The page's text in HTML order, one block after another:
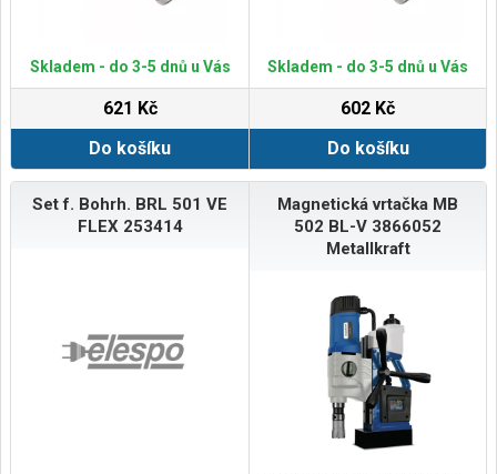
Skladem - do 3-5 dnů u Vás
621 Kč
Do košíku
Skladem - do 3-5 dnů u Vás
602 Kč
Do košíku
Set f. Bohrh. BRL 501 VE
FLEX 253414
Magnetická vrtačka MB
502 BL-V 3866052
Metallkraft